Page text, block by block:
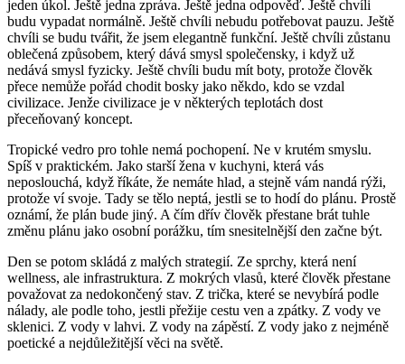
jeden úkol. Ještě jedna zpráva. Ještě jedna odpověď. Ještě chvíli
budu vypadat normálně. Ještě chvíli nebudu potřebovat pauzu. Ještě
chvíli se budu tvářit, že jsem elegantně funkční. Ještě chvíli zůstanu
oblečená způsobem, který dává smysl společensky, i když už
nedává smysl fyzicky. Ještě chvíli budu mít boty, protože člověk
přece nemůže pořád chodit bosky jako někdo, kdo se vzdal
civilizace. Jenže civilizace je v některých teplotách dost
přeceňovaný koncept.
Tropické vedro pro tohle nemá pochopení. Ne v krutém smyslu.
Spíš v praktickém. Jako starší žena v kuchyni, která vás
neposlouchá, když říkáte, že nemáte hlad, a stejně vám nandá rýži,
protože ví svoje. Tady se tělo neptá, jestli se to hodí do plánu. Prostě
oznámí, že plán bude jiný. A čím dřív člověk přestane brát tuhle
změnu plánu jako osobní porážku, tím snesitelnější den začne být.
Den se potom skládá z malých strategií. Ze sprchy, která není
wellness, ale infrastruktura. Z mokrých vlasů, které člověk přestane
považovat za nedokončený stav. Z trička, které se nevybírá podle
nálady, ale podle toho, jestli přežije cestu ven a zpátky. Z vody ve
sklenici. Z vody v lahvi. Z vody na zápěstí. Z vody jako z nejméně
poetické a nejdůležitější věci na světě.